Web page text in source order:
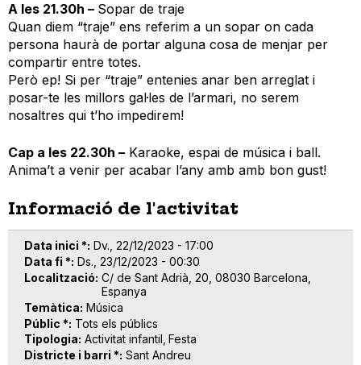
A les 21.30h – Sopar de traje
Quan diem “traje” ens referim a un sopar on cada
persona haurà de portar alguna cosa de menjar per
compartir entre totes.
Però ep! Si per “traje” entenies anar ben arreglat i
posar-te les millors gal·les de l’armari, no serem
nosaltres qui t’ho impedirem!
Cap a les 22.30h – Karaoke, espai de música i ball.
Anima’t a venir per acabar l’any amb amb bon gust!
Informació de l'activitat
Data inici * Dv., 22/12/2023 - 17:00
Data fi * Ds., 23/12/2023 - 00:30
Localització C/ de Sant Adrià, 20, 08030 Barcelona,
Espanya
Temàtica Música
Públic * Tots els públics
Tipologia Activitat infantil Festa
Districte i barri * Sant Andreu